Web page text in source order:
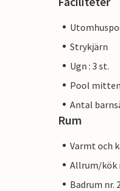
Strykjärn
Ugn : 3 st.
Pool
Antal
Rum
Varmt och
Allrum/kök
Badrum nr.